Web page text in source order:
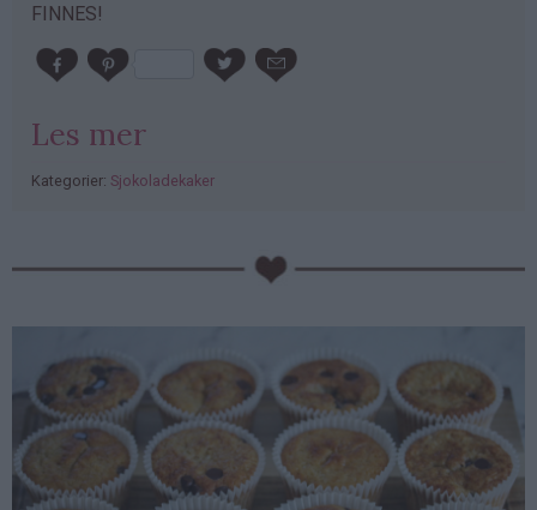
FINNES!
Les mer
Kategorier: Sjokoladekaker
PubGalaxy